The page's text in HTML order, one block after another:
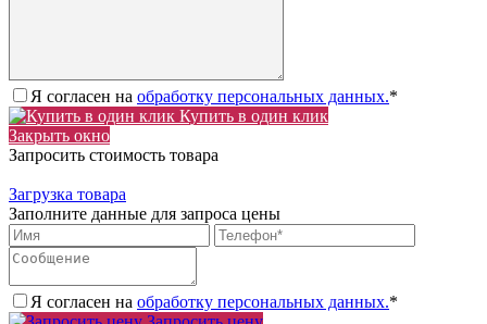
Я согласен на обработку персональных данных.*
Купить в один клик
Закрыть окно
Запросить стоимость товара
Загрузка товара
Заполните данные для запроса цены
Я согласен на обработку персональных данных.*